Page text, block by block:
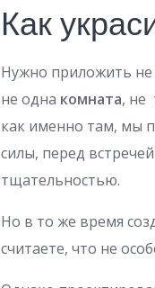
Как
Нужно приложить не
не одна комната, не
как именно там, мы
силы, перед
тщательностью.
Но в то же время
считаете, что не